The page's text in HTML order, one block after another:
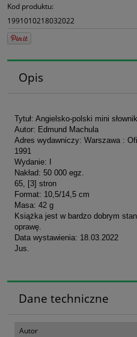
Kod produktu:
1991010218032022
Opis
Tytuł: Angielsko-polski mini
Autor: Edmund Machula
Adres wydawniczy: Warszawa :
1991
Wydanie: I
Nakład: 50 000 egz.
65, [3] stron
Format: 10,5/14,5 cm
Masa: 42 g
Książka jest w bardzo dobrym
oprawę.
Data wystawienia: 18.03.2022
Jus.
Dane techniczne
Autor